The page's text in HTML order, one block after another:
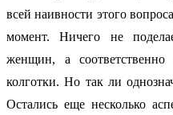
всей наивности этого
момент. Ничего не
женщин, а
колготки.Но так ли
Остались еще несколько